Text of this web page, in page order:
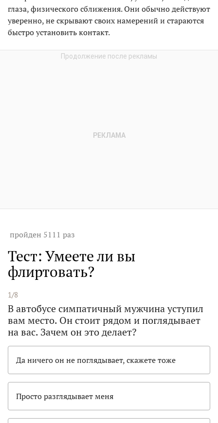
глаза, физического сближения. Они обычно действуют
уверенно, не скрывают своих намерений и стараются
быстро установить контакт.
пройден 5111 раз
Тест: Умеете ли вы
флиртовать?
1/8
В автобусе симпатичный мужчина уступил
вам место. Он стоит рядом и поглядывает
на вас. Зачем он это делает?
Да ничего он не поглядывает, скажете тоже
Просто разглядывает меня